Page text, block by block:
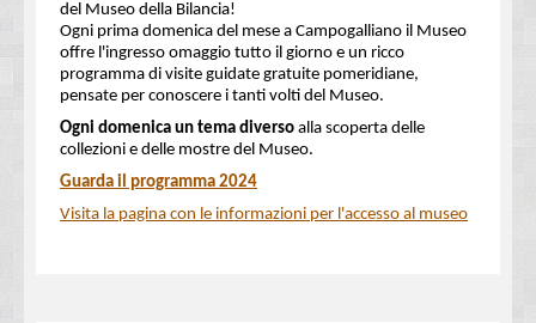
del Museo della Bilancia!
Ogni prima domenica del mese a Campogalliano il Museo
offre l'ingresso omaggio tutto il giorno e un ricco
programma di visite guidate gratuite pomeridiane,
pensate per conoscere i tanti volti del Museo.
Ogni domenica un tema diverso alla scoperta delle
collezioni e delle mostre del Museo.
Guarda il programma 2024
Visita la pagina con le informazioni per l'accesso al museo